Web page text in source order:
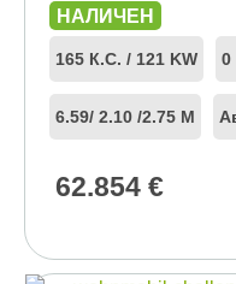
НАЛИЧЕН
165 К.С. / 121 KW 0
6.59/ 2.10 /2.75 М
62.854 €